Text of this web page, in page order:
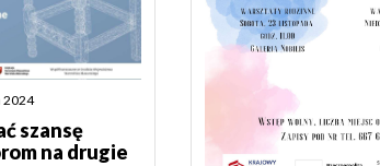
2024
szansę
na drugie